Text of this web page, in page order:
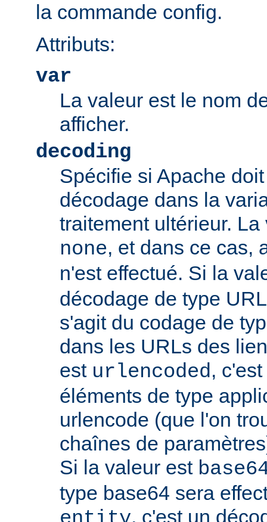
la commande config.
Attributs:
var
La valeur est le nom
afficher.
decoding
Spécifie si Apache
décodage dans la
traitement ultérieur.
none, et dans ce cas,
n'est effectué. Si la
décodage de type
s'agit du codage de
dans les URLs des
est urlencoded,
éléments de type
urlencode (que l'on
chaînes de
Si la valeur est
type base64 sera
, c'est un